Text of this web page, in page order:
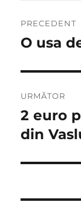
în
PRECEDENT
Articolul
O usa
URMĂTOR
Articolul
următor:
2 euro
din